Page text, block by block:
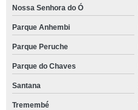
Nossa Senhora do Ó
Parque Anhembi
Parque Peruche
Parque do Chaves
Santana
Tremembé